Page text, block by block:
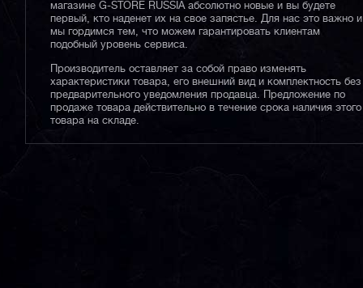
магазине G-STORE RUSSIA абсолютно новые и вы будете
первый, кто наденет их на свое запястье. Для нас это важно и
мы гордимся тем, что можем гарантировать клиентам
подобный уровень сервиса.
Производитель оставляет за собой право изменять
характеристики товара, его внешний вид и комплектность без
предварительного уведомления продавца. Предложение по
продаже товара действительно в течение срока наличия этого
товара на складе.